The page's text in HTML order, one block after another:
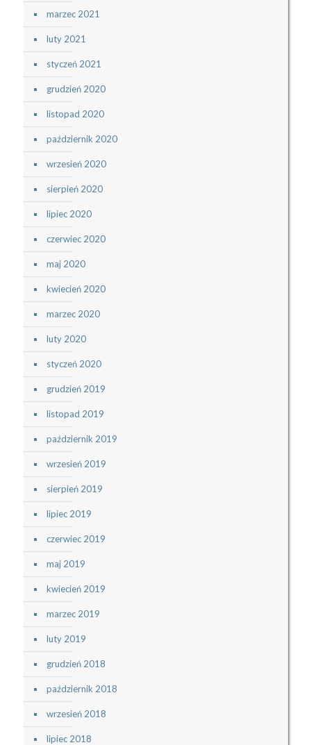
marzec 2021
luty 2021
styczeń 2021
grudzień 2020
listopad 2020
październik 2020
wrzesień 2020
sierpień 2020
lipiec 2020
czerwiec 2020
maj 2020
kwiecień 2020
marzec 2020
luty 2020
styczeń 2020
grudzień 2019
listopad 2019
październik 2019
wrzesień 2019
sierpień 2019
lipiec 2019
czerwiec 2019
maj 2019
kwiecień 2019
marzec 2019
luty 2019
grudzień 2018
październik 2018
wrzesień 2018
lipiec 2018